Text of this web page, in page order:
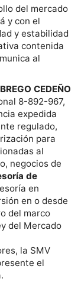
del mercado
y con el
y estabilidad
contenida
al
CEDEÑO
8-892-967,
expedida
regulado,
para
al
negocios de
de
en
en o desde
del marco
del Mercado
la SMV
el